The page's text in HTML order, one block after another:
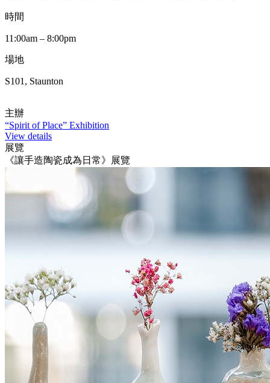
時間
11:00am – 8:00pm
場地
S101, Staunton
主辦
“Spirit of Place” Exhibition
View details
展覽
《讓手造陶瓷成為日常》展覽